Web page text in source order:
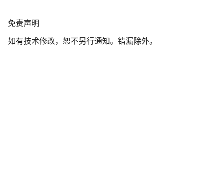
免
声
免责声明
如有技术修改，恕不另行通知。错漏除外。
我们的客户支持专家正在等待为您答疑解惑。